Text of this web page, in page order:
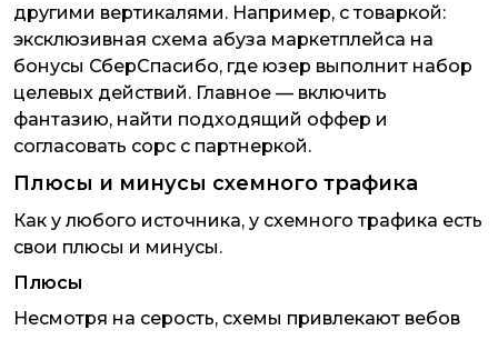
другими вертикалями. Например, с товаркой:
эксклюзивная схема абуза маркетплейса на
бонусы СберСпасибо, где юзер выполнит набор
целевых действий. Главное — включить
фантазию, найти подходящий оффер и
согласовать сорс с партнеркой.
Плюсы и минусы схемного трафика
Как у любого источника, у схемного трафика есть
свои плюсы и минусы.
Плюсы
Несмотря на серость, схемы привлекают вебов